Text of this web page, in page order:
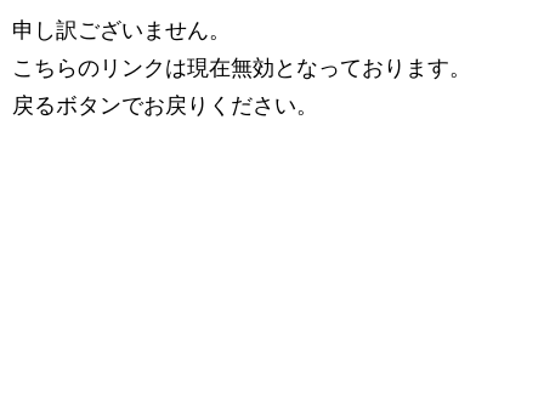
申し訳ございません。
こちらのリンクは現在無効となっております。
戻るボタンでお戻りください。